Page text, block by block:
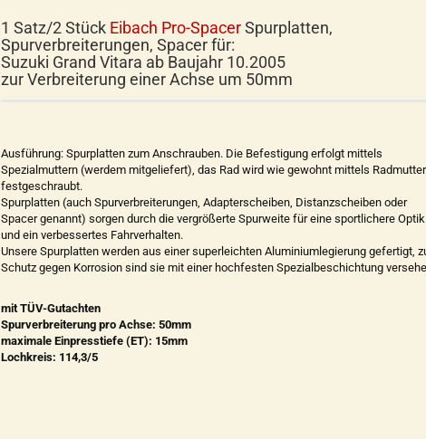
1 Satz/2 Stück Eibach Pro-SpacerSpurplatten,
Spurverbreiterungen, Spacer für:
Suzuki Grand Vitara ab Baujahr 10.2005
zur Verbreiterung einer Achse um 50mm
Ausführung: Spurplatten zum Anschrauben. Die Befestigung erfolgt mittels
Spezialmuttern (werdem mitgeliefert), das Rad wird wie gewohnt mittels
festgeschraubt.
Spurplatten (auch Spurverbreiterungen, Adapterscheiben, Distanzscheiben oder
Spacer genannt) sorgen durch die vergrößerte Spurweite für eine sportlichere Optik
und ein verbessertes Fahrverhalten.
Unsere Spurplatten werden aus einer superleichten Aluminiumlegierung gefertigt,
Schutz gegen Korrosion sind sie mit einer hochfesten Spezialbeschichtung
mit TÜV-Gutachten
Spurverbreiterung pro Achse: 50mm
maximale Einpresstiefe (ET): 15mm
Lochkreis: 114,3/5